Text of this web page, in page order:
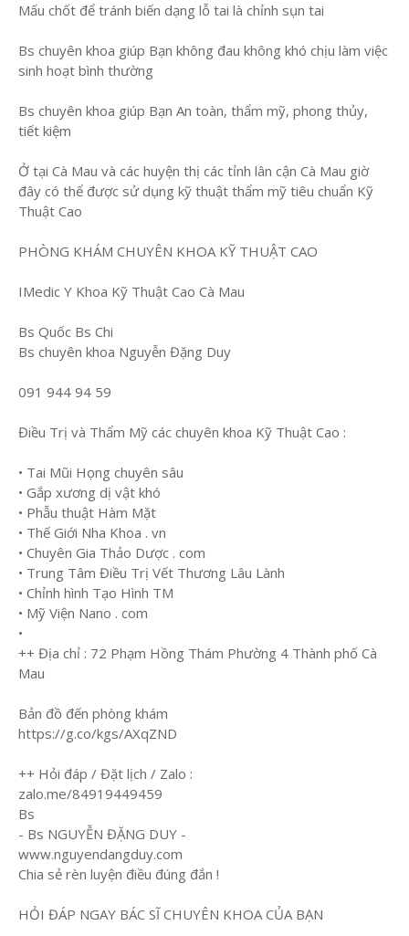
Mấu chốt để tránh biến dạng lỗ tai là chỉnh sụn tai
Bs chuyên khoa giúp Bạn không đau không khó chịu làm việc
sinh hoạt bình thường
Bs chuyên khoa giúp Bạn An toàn, thẩm mỹ, phong thủy,
tiết kiệm
Ở tại Cà Mau và các huyện thị các tỉnh lân cận Cà Mau giờ
đây có thể được sử dụng kỹ thuật thẩm mỹ tiêu chuẩn Kỹ
Thuật Cao
PHÒNG KHÁM CHUYÊN KHOA KỸ THUẬT CAO
IMedic Y Khoa Kỹ Thuật Cao Cà Mau
Bs Quốc Bs Chi
Bs chuyên khoa Nguyễn Đặng Duy
091 944 94 59
Điều Trị và Thẩm Mỹ các chuyên khoa Kỹ Thuật Cao :
• Tai Mũi Họng chuyên sâu
• Gắp xương dị vật khó
• Phẫu thuật Hàm Mặt
• Thế Giới Nha Khoa . vn
• Chuyên Gia Thảo Dược . com
• Trung Tâm Điều Trị Vết Thương Lâu Lành
• Chỉnh hình Tạo Hình TM
• Mỹ Viện Nano . com
•
++ Địa chỉ : 72 Phạm Hồng Thám Phường 4 Thành phố Cà
Mau
Bản đồ đến phòng khám
https://g.co/kgs/AXqZND
++ Hỏi đáp / Đặt lịch / Zalo :
zalo.me/84919449459
Bs
- Bs NGUYỄN ĐẶNG DUY -
www.nguyendangduy.com
Chia sẻ rèn luyện điều đúng đắn !
HỎI ĐÁP NGAY BÁC SĨ CHUYÊN KHOA CỦA BẠN